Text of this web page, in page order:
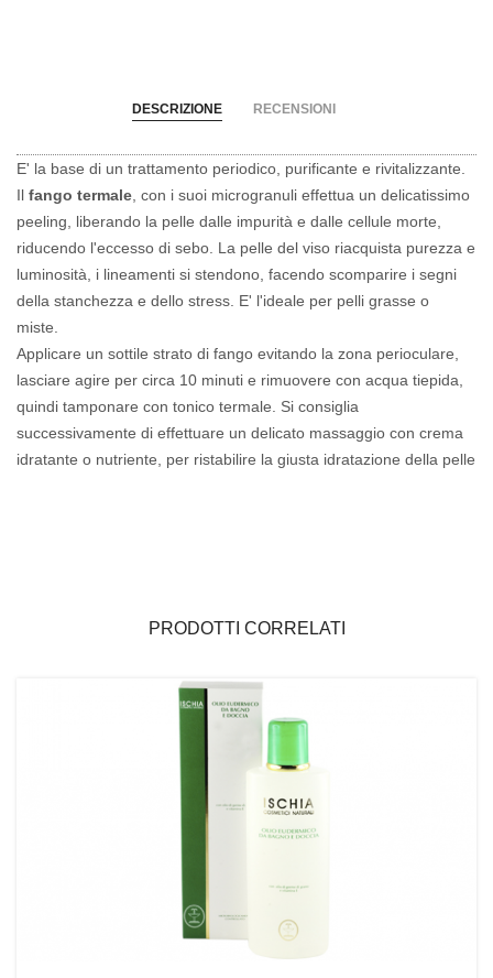
DESCRIZIONE RECENSIONI
E' la base di un trattamento periodico, purificante e rivitalizzante.
Il fango termale , con i suoi microgranuli effettua un delicatissimo
peeling, liberando la pelle dalle impurità e dalle cellule morte,
riducendo l'eccesso di sebo. La pelle del viso riacquista purezza e
luminosità, i lineamenti si stendono, facendo scomparire i segni
della stanchezza e dello stress. E' l'ideale per pelli grasse o
miste.
Applicare un sottile strato di fango evitando la zona perioculare,
lasciare agire per circa 10 minuti e rimuovere con acqua tiepida,
quindi tamponare con tonico termale. Si consiglia
successivamente di effettuare un delicato massaggio con crema
idratante o nutriente, per ristabilire la giusta idratazione della pelle
PRODOTTI CORRELATI